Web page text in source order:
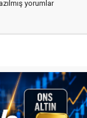
yorumlar